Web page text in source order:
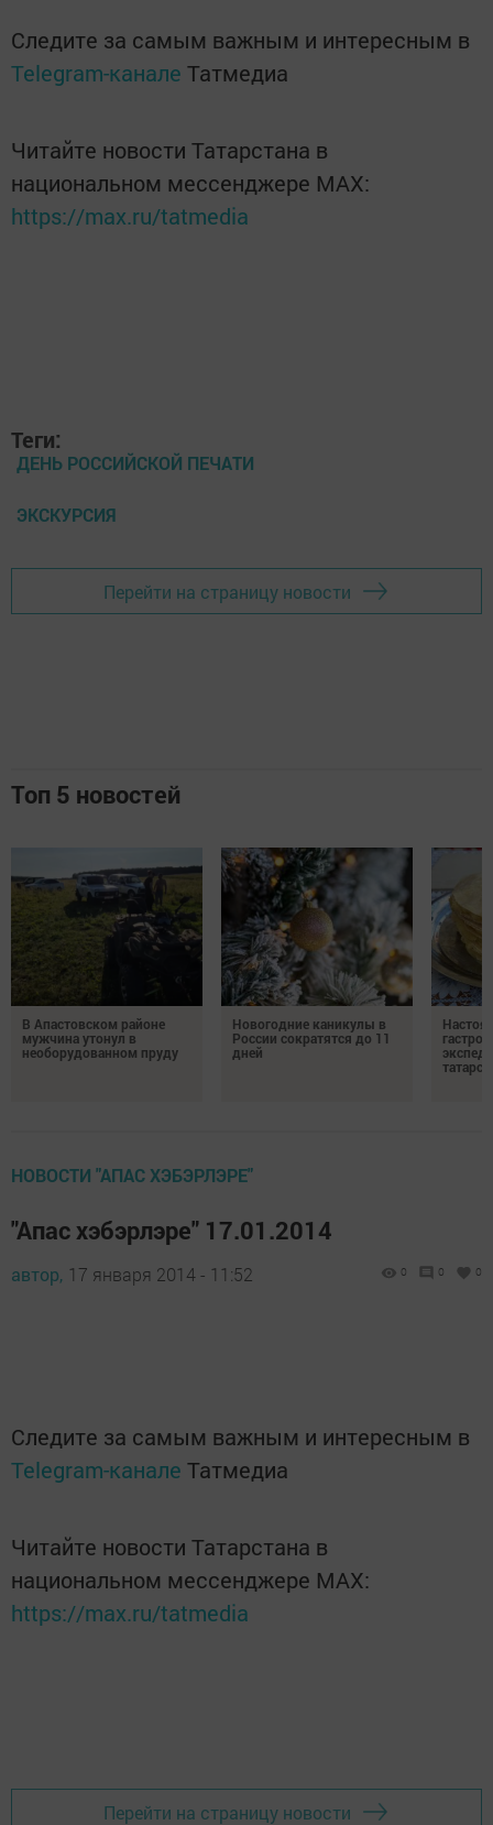
Следите за самым важным и интересным в
Telegram-канале Татмедиа
Читайте новости Татарстана в
национальном мессенджере MАХ:
https://max.ru/tatmedia
Теги:
ДЕНЬ РОССИЙСКОЙ ПЕЧАТИ
ЭКСКУРСИЯ
Перейти на страницу новости
Топ 5 новостей
В Апастовском районе
мужчина утонул в
необорудованном пруду
Новогодние каникулы в
России сократятся до 11
дней
НОВОСТИ "АПАС ХЭБЭРЛЭРЕ"
"Апас хэбэрлэре" 17.01.2014
автор, 17 января 2014 - 11:52 0 0 0
Следите за самым важным и интересным в
Telegram-канале Татмедиа
Читайте новости Татарстана в
национальном мессенджере MАХ:
https://max.ru/tatmedia
Перейти на страницу новости